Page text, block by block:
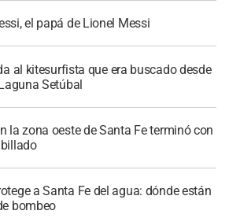
el papá de Lionel Messi
al kitesurfista que era buscado desde
Setúbal
la zona oeste de Santa Fe terminó con
a Santa Fe del agua: dónde están
bombeo